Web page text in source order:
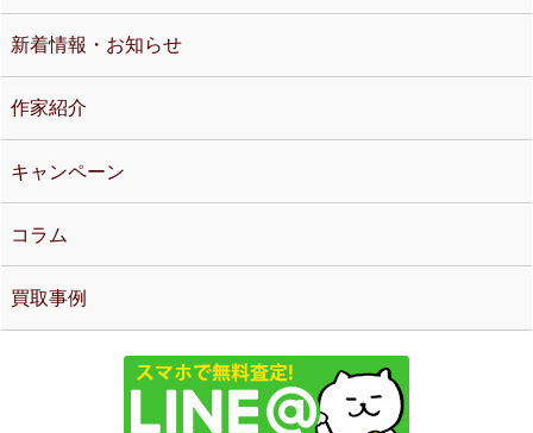
新着情報・お知らせ
作家紹介
キャンペーン
コラム
買取事例